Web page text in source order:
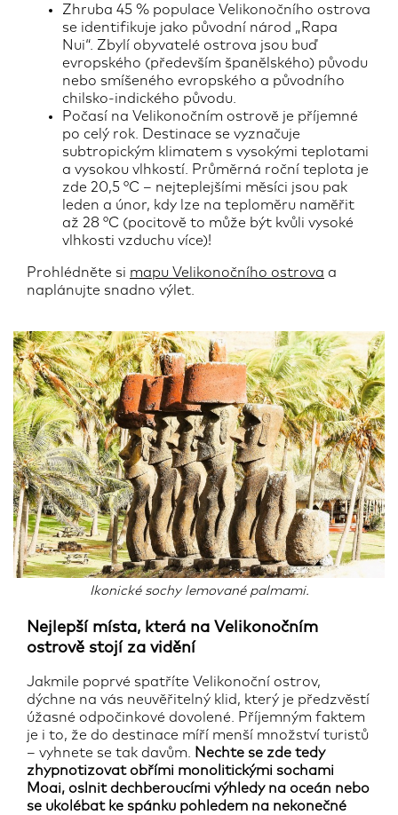
Zhruba 45 % populace Velikonočního ostrova
se identifikuje jako původní národ „Rapa
Nui“. Zbylí obyvatelé ostrova jsou buď
evropského (především španělského) původu
nebo smíšeného evropského a původního
chilsko-indického původu.
Počasí na Velikonočním ostrově je příjemné
po celý rok. Destinace se vyznačuje
subtropickým klimatem s vysokými teplotami
a vysokou vlhkostí. Průměrná roční teplota je
zde 20,5 °C – nejteplejšími měsíci jsou pak
leden a únor, kdy lze na teploměru naměřit
až 28 °C (pocitově to může být kvůli vysoké
vlhkosti vzduchu více)!
Prohlédněte si mapu Velikonočního ostrova a
naplánujte snadno výlet.
Ikonické sochy lemované palmami.
Nejlepší místa, která na Velikonočním
ostrově stojí za vidění
Jakmile poprvé spatříte Velikonoční ostrov,
dýchne na vás neuvěřitelný klid, který je předzvěstí
úžasné odpočinkové dovolené. Příjemným faktem
je i to, že do destinace míří menší množství turistů
– vyhnete se tak davům. Nechte se zde tedy
zhypnotizovat obřími monolitickými sochami
Moai, oslnit dechberoucími výhledy na oceán nebo
se ukolébat ke spánku pohledem na nekonečné